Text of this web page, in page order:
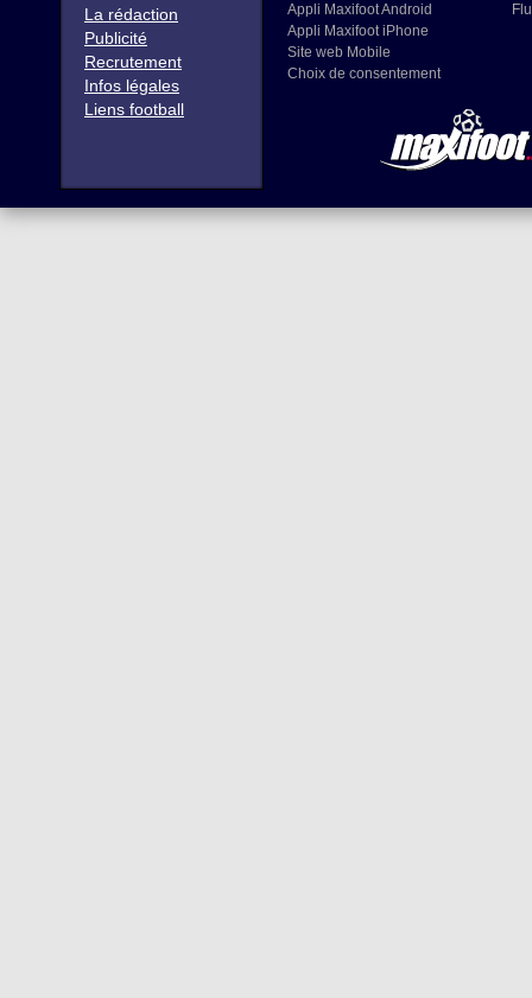
La rédaction
Publicité
Recrutement
Infos légales
Liens football
Appli Maxifoot Android
Appli Maxifoot iPhone
Site web Mobile
Choix de consentement